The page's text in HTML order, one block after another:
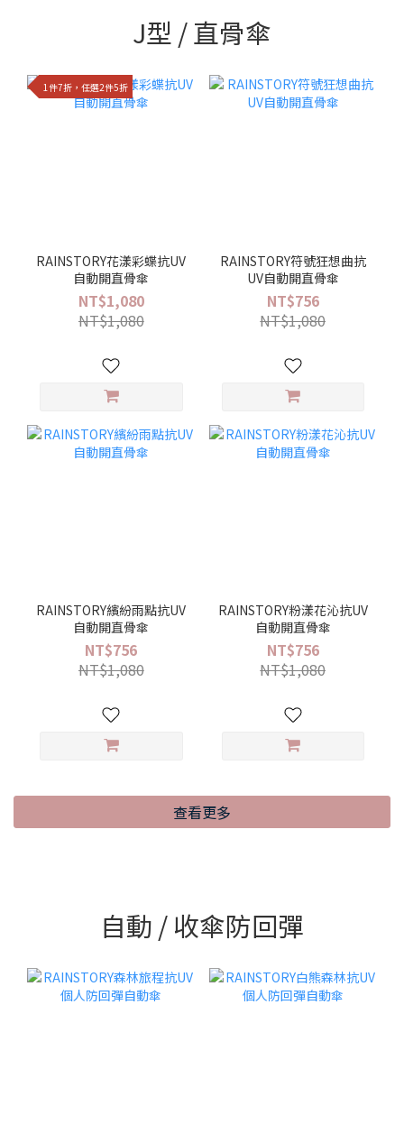
J型 / 直骨傘
1件7折，任選2件5折
RAINSTORY花漾彩蝶抗UV
自動開直骨傘
NT$1,080
NT$1,080
RAINSTORY符號狂想曲抗
UV自動開直骨傘
NT$756
NT$1,080
RAINSTORY繽紛雨點抗UV
自動開直骨傘
NT$756
NT$1,080
RAINSTORY粉漾花沁抗UV
自動開直骨傘
NT$756
NT$1,080
查看更多
自動 / 收傘防回彈